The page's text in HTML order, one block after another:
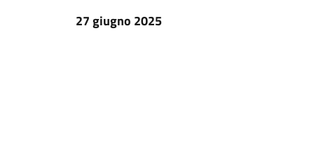
27 giugno 2025